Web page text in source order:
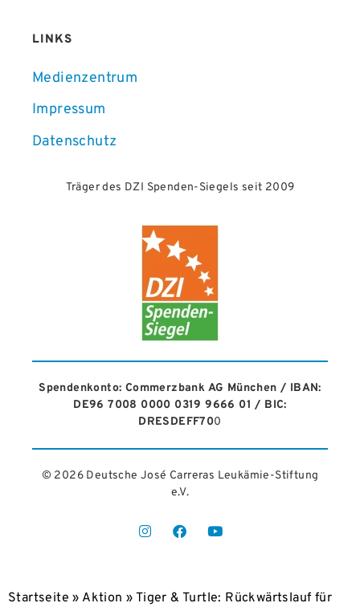
LINKS
Medienzentrum
Impressum
Datenschutz
Träger des DZI Spenden-Siegels seit 2009
Spendenkonto: Commerzbank AG München / IBAN:
DE96 7008 0000 0319 9666 01 / BIC:
DRESDEFF700
© 2026 Deutsche José Carreras Leukämie-Stiftung
e.V.​
Startseite » Aktion » Tiger & Turtle: Rückwärtslauf für